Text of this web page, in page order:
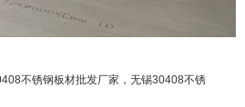
不锈钢板材批发厂家，无锡30408不锈